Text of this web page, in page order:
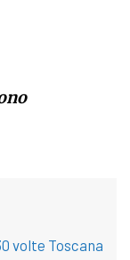
volte Toscana